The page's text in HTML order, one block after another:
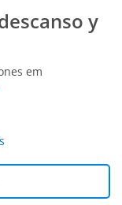
y
em